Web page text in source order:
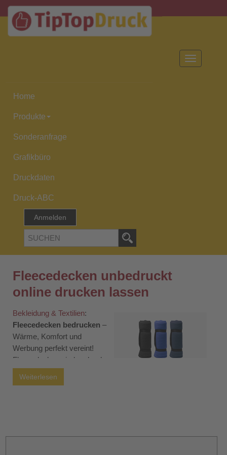
Toggle
Home
Produkte
Sonderanfrage
Grafikbüro
Druckdaten
Druck-ABC
Anmelden
Fleecedecken unbedruckt
online drucken lassen
Bekleidung & Textilien:
Fleecedecken bedrucken –
Wärme, Komfort und
Werbung perfekt vereint!
Fleecedecken sind mehr als
Weiterlesen